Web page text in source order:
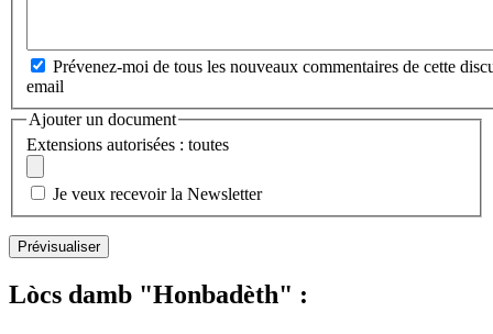
Prévenez-moi de tous les nouveaux commentaires de cette
email
Ajouter un document
Extensions autorisées : toutes
Je veux recevoir la Newsletter
Lòcs damb "Honbadèth" :